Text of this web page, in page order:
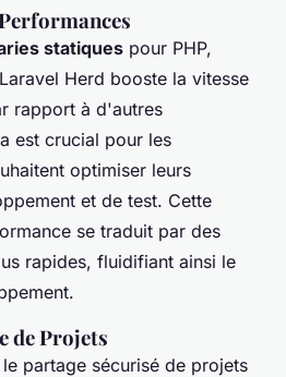
statiques pour PHP,
Herd booste la vitesse
rapport à d'autres
est crucial pour les
optimiser leurs
et de test. Cette
se traduit par des
rapides, fluidifiant ainsi le
de Projets
partage sécurisé de projets